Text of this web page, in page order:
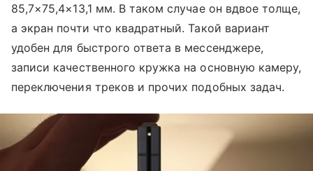
85,7×75,4×13,1 мм. В таком случае он вдвое толще,
а экран почти что квадратный. Такой вариант
удобен для быстрого ответа в мессенджере,
записи качественного кружка на основную камеру,
переключения треков и прочих подобных задач.